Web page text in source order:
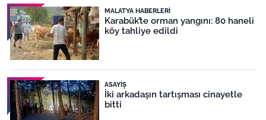
MALATYA HABERLERI
Karabük’te orman yangını: 80 haneli
köy tahliye edildi
ASAYIŞ
İki arkadaşın tartışması cinayetle
bitti